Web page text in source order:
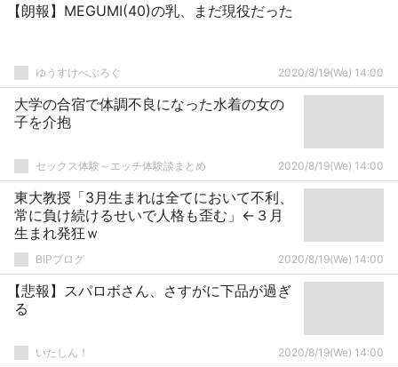
【朗報】MEGUMI(40)の乳、まだ現役だった
ゆうすけべぶろぐ 2020/8/19(We) 14:00
大学の合宿で体調不良になった水着の女の
子を介抱
セックス体験～エッチ体験談まとめ 2020/8/19(We) 14:00
東大教授「3月生まれは全てにおいて不利、
常に負け続けるせいで人格も歪む」←３月
生まれ発狂ｗ
BIPブログ 2020/8/19(We) 14:00
【悲報】スパロボさん、さすがに下品が過ぎ
る
いたしん！ 2020/8/19(We) 14:00